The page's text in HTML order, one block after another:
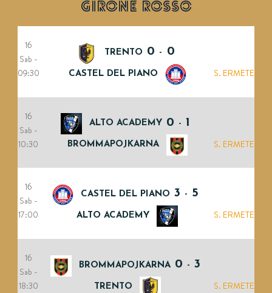
GIRONE ROSSO
16
Sab -
09:30
TRENTO 0 - 0
CASTEL DEL PIANO S. ERMETE
16
Sab -
10:30
ALTO ACADEMY 0 - 1
BROMMAPOJKARNA S. ERMETE
16
Sab -
17:00
CASTEL DEL PIANO 3 - 5
ALTO ACADEMY S. ERMETE
16
Sab -
18:30
BROMMAPOJKARNA 0 - 3
TRENTO S. ERMETE